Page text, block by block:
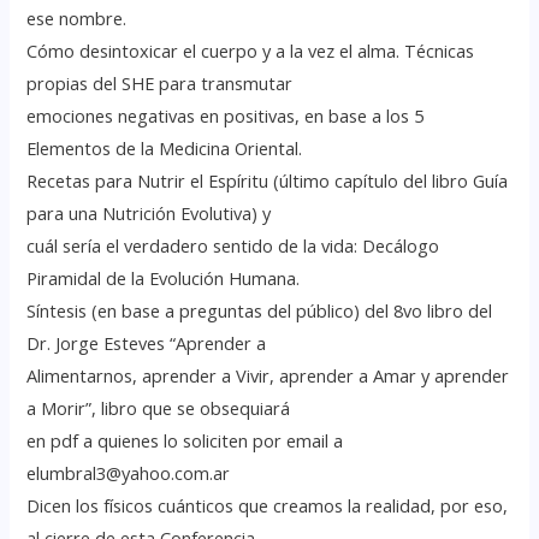
ese nombre.
Cómo desintoxicar el cuerpo y a la vez el alma. Técnicas
propias del SHE para transmutar
emociones negativas en positivas, en base a los 5
Elementos de la Medicina Oriental.
Recetas para Nutrir el Espíritu (último capítulo del libro Guía
para una Nutrición Evolutiva) y
cuál sería el verdadero sentido de la vida: Decálogo
Piramidal de la Evolución Humana.
Síntesis (en base a preguntas del público) del 8vo libro del
Dr. Jorge Esteves “Aprender a
Alimentarnos, aprender a Vivir, aprender a Amar y aprender
a Morir”, libro que se obsequiará
en pdf a quienes lo soliciten por email a
elumbral3@yahoo.com.ar
Dicen los físicos cuánticos que creamos la realidad, por eso,